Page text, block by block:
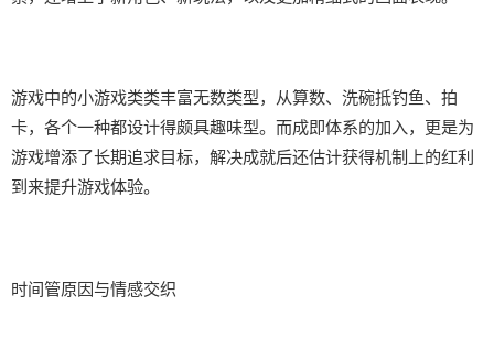
游戏中的小游戏类类丰富无数类型，从算数、洗碗抵钓鱼、拍
卡，各个一种都设计得颇具趣味型。而​​成即体系的加入​​，更是为
游戏增添了长期追求目标，解决成就后还估计获得机制上的红利
到来提升游戏体验。
时间管原因与情感交织